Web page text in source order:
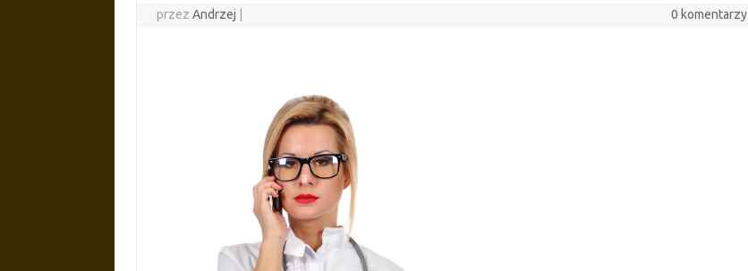
przezAndrzej 0 komentarzy